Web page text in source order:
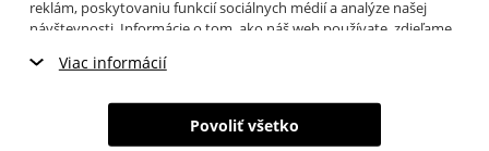
reklám, poskytovaniu funkcií sociálnych médií a analýze našej
návštevnosti. Informácie o tom, ako náš web používate, zdieľame
(napríklad Google).Tu
informáciami, ktoré ste im poskytli alebo ktoré získali v dôsledku
toho, že používate ich služby. Tieto údaje zahŕňajú cookies, dáta z
Viac informácií
Nevyhnutné cookies
Povoliť všetko